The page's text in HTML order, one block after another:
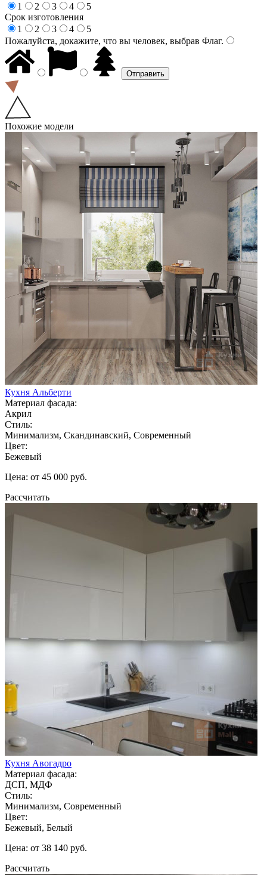
1
2 3 4
5
Срок изготовления
1
2 3 4
5
Пожалуйста, докажите, что вы человек, выбрав Флаг.
Похожие модели
Кухня Альберти
Материал фасада:
Акрил
Стиль:
Минимализм, Скандинавский, Современный
Цвет:
Бежевый
Цена: от 45 000 руб.
Рассчитать
Кухня Авогадро
Материал фасада:
ДСП, МДФ
Стиль:
Минимализм, Современный
Цвет:
Бежевый, Белый
Цена: от 38 140 руб.
Рассчитать